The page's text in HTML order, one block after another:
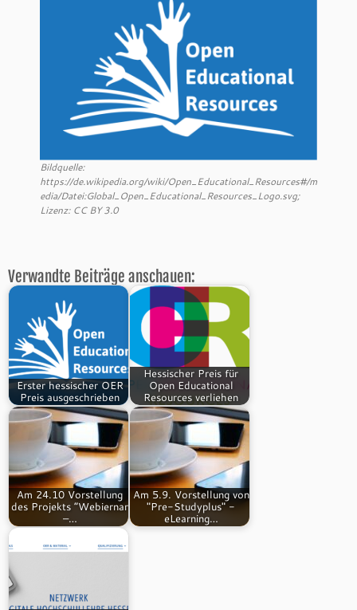
Bildquelle:
https://de.wikipedia.org/wiki/Open_Educational_Resources#/m
edia/Datei:Global_Open_Educational_Resources_Logo.svg;
Lizenz: CC BY 3.0
Verwandte Beiträge anschauen:
Erster hessischer OER
Preis ausgeschrieben
Hessischer Preis für
Open Educational
Resources verliehen
Am 24.10 Vorstellung
des Projekts “Webiernar
–…
Am 5.9. Vorstellung von
"Pre-Studyplus" -
eLearning…